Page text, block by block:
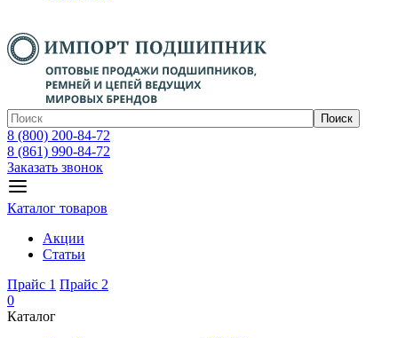
Поиск
8 (800) 200-84-72
8 (861) 990-84-72
Заказать звонок
Каталог товаров
Акции
Статьи
Прайс 1 Прайс 2
0
Каталог